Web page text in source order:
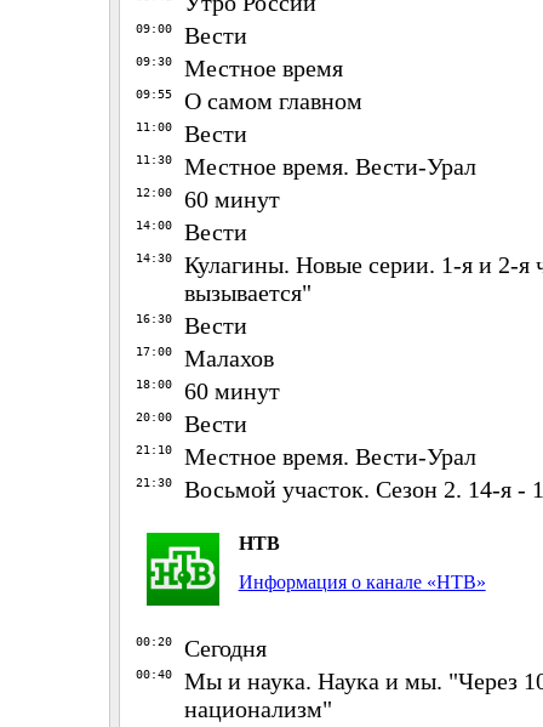
09:00 Вести
09:30 Местное время
09:55 О самом главном
11:00 Вести
11:30 Местное время. Вести-Урал
12:00 60 минут
14:00 Вести
14:30
Кулагины. Новые серии. 1-я и 2-я
вызывается"
16:30 Вести
17:00 Малахов
18:00 60 минут
20:00 Вести
21:10 Местное время. Вести-Урал
21:30 Восьмой участок. Сезон 2. 14-я -
НТВ
Информация о канале «НТВ»
00:20 Сегодня
00:40
Мы и наука. Наука и мы. "Через
национализм"